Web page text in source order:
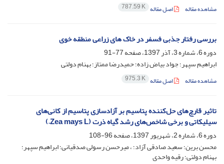
مشاهده مقاله اصل مقاله 787.59 K
بررسی رفتار جذبی فسفر در خاک های زراعی منطقه خوی
دوره 6، شماره 3، آذر 1397، صفحه
77-91
ابراهیم سپهر؛ جواد بیاض زاده؛ حمیدرضا ممتاز؛ بهنام دولتی
مشاهده مقاله اصل مقاله 975.3 K
تاثیر قارچ‌های حل‌کننده پتاسیم بر آزادسازی پتاسیم از کانی‌های
سیلیکاتی و برخی شاخص‌های رشد گیاه ذرت (Zea mays L.)
دوره 6، شماره 2، شهریور 1397، صفحه
96-108
محسن برین؛ سعید صادقی آزاد؛ ، میرحسن رسولی صدقیانی؛ ابراهیم سپهر؛
بهنام دولتی؛ رقیه واحدی